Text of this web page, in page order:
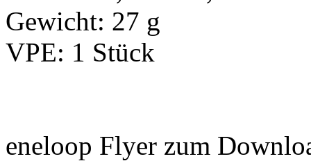
Gewicht: 27 g
VPE: 1 Stück
eneloop Flyer zum